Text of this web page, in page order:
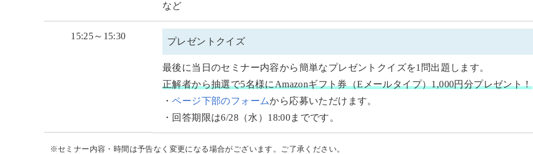
など
15:25～15:30 プレゼントクイズ
最後に当日のセミナー内容から簡単なプレゼントクイズを1問出題します。
正解者から抽選で5名様にAmazonギフト券（Eメールタイプ）1,000円分プレゼント！
・ページ下部のフォームから応募いただけます。
・回答期限は6/28（水）18:00までです。
※セミナー内容・時間は予告なく変更になる場合がございます。ご了承ください。